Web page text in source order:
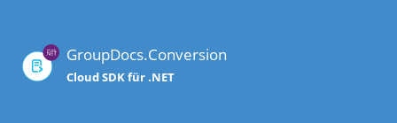
GroupDocs.Conversion
Cloud SDK für .NET